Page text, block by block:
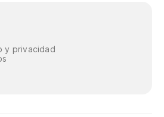
y privacidad